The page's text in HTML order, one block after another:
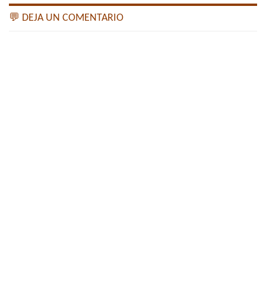
💬 DEJA UN COMENTARIO